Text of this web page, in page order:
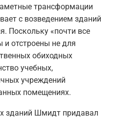
трансформации
с возведением зданий
Поскольку «почти все
и отстроены не для
обиходных
учебных,
учреждений
помещениях.
зданий Шмидт придавал